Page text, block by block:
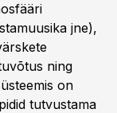
jne),
ning
on
tutvustama